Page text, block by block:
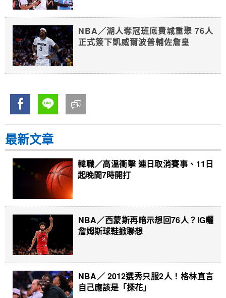
NBA／湖人奪冠班底費城重聚 76人
正式簽下凱威爾波普輔佐詹皇
最新文章
韓職／高溫衝擊 連日取消賽事、11日
起晚間7時開打
NBA／西蒙斯再暗示想回76人？IG曬
詹姆斯球鞋掀聯想
NBA／ 2012選秀只服2人！格林直言
自己應該是「探花」